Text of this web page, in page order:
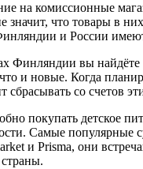
на комиссионные
значит, что товары в
и России
Финляндии вы найдёте
и новые. Когда
сбрасывать со счетов
покупать детское
Самые популярные
и Prisma, они